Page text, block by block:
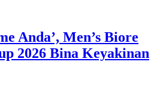
Anda’, Men’s Biore
2026 Bina Keyakinan